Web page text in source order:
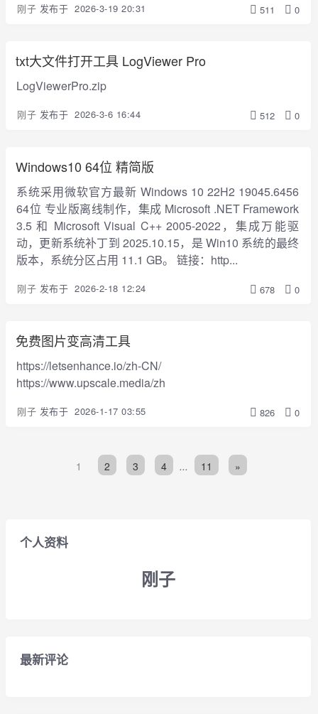
刚子 发布于 2026-3-19 20:31 511 0
txt大文件打开工具 LogViewer Pro
LogViewerPro.zip
刚子 发布于 2026-3-6 16:44 512 0
Windows10 64位 精简版
系统采用微软官方最新 Windows 10 22H2 19045.6456
64位 专业版离线制作，集成 Microsoft .NET Framework
3.5 和 Microsoft Visual C++ 2005-2022，集成万能驱
动，更新系统补丁到 2025.10.15，是 Win10 系统的最终
版本，系统分区占用 11.1 GB。 链接：http...
刚子 发布于 2026-2-18 12:24 678 0
免费图片变高清工具
https://letsenhance.io/zh-CN/
https://www.upscale.media/zh
刚子 发布于 2026-1-17 03:55 826 0
1 2 3 4 ... 11 »
个人资料
刚子
最新评论